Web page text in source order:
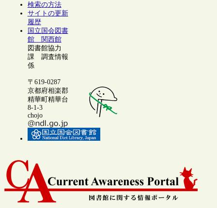
検索の方法
サイトの更新
履歴
国立国会図書
館 関西館
図書館協力
課 調査情報
係
〒619-0287
京都府相楽郡
精華町精華台
8-1-3
chojo